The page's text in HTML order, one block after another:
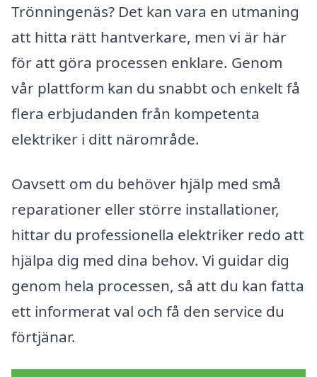
Trönningenäs? Det kan vara en utmaning
att hitta rätt hantverkare, men vi är här
för att göra processen enklare. Genom
vår plattform kan du snabbt och enkelt få
flera erbjudanden från kompetenta
elektriker i ditt närområde.
Oavsett om du behöver hjälp med små
reparationer eller större installationer,
hittar du professionella elektriker redo att
hjälpa dig med dina behov. Vi guidar dig
genom hela processen, så att du kan fatta
ett informerat val och få den service du
förtjänar.